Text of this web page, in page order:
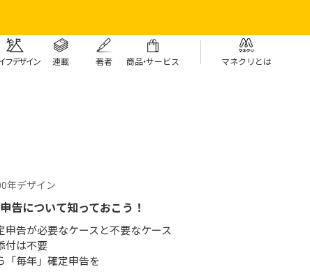
フデザイン 連載 著者 商品・サービス マネクリとは
年デザイン
告について知っておこう！
申告が必要なケースと不要なケース
付は不要
「毎年」確定申告を